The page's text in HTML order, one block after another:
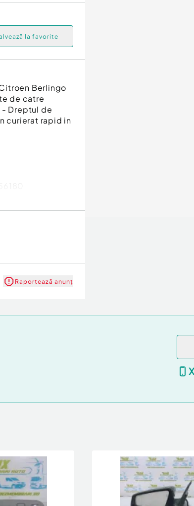
la favorite
Berlingo
de catre
Dreptul de
curierat rapid in
Raportează anunț